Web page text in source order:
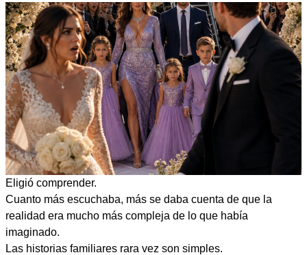
Eligió comprender.
Cuanto más escuchaba, más se daba cuenta de que la
realidad era mucho más compleja de lo que había
imaginado.
Las historias familiares rara vez son simples.